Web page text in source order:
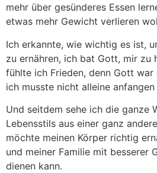
mehr über gesünderes Essen
etwas mehr Gewicht verlieren
Ich erkannte, wie wichtig es ist,
zu ernähren, ich bat Gott, mir zu
fühlte ich Frieden, denn Gott war
ich musste nicht alleine anfangen
Und seitdem sehe ich die ganze
Lebensstils aus einer ganz
möchte meinen Körper richtig
und meiner Familie mit besserer
dienen kann.